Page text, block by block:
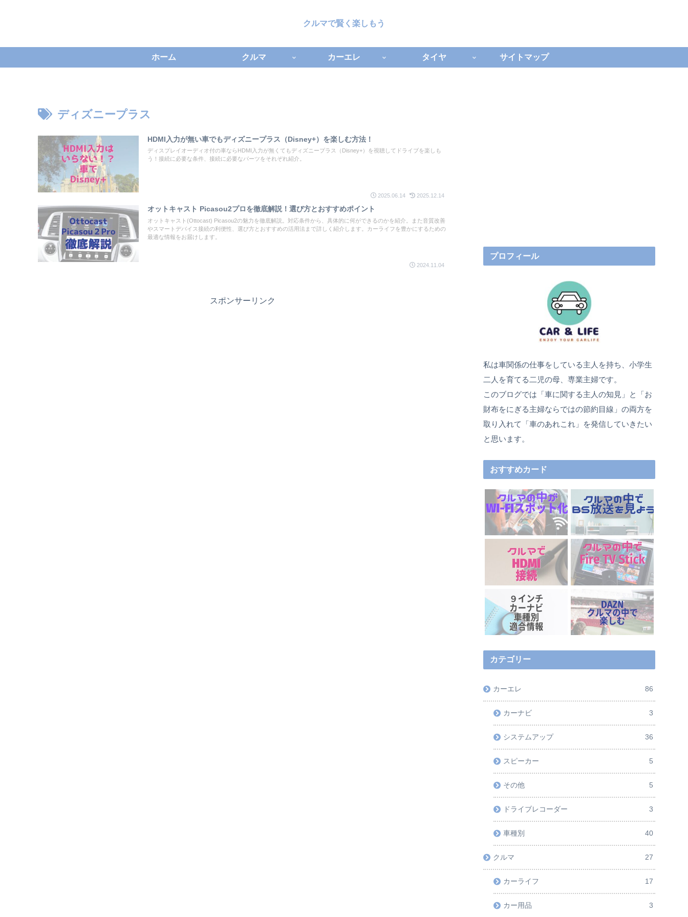
クルマで賢く楽しもう
ホーム クルマ カーエレ タイヤ サイトマップ
ディズニープラス
HDMI入力が無い車でもディズニープラス（Disney+）を楽しむ方法！
ディスプレイオーディオ付の車ならHDMI入力が無くてもディズニープラス（Disney+）を視聴してドライブを楽しも
う！接続に必要な条件、接続に必要なパーツをそれぞれ紹介。
2025.06.14 2025.12.14
オットキャスト Picasou2プロを徹底解説！選び方とおすすめポイント
オットキャスト(Ottocast) Picasou2の魅力を徹底解説。対応条件から、具体的に何ができるのかを紹介。また音質改善
やスマートデバイス接続の利便性、選び方とおすすめの活用法まで詳しく紹介します。カーライフを豊かにするための
最適な情報をお届けします。
2024.11.04
スポンサーリンク
プロフィール
私は車関係の仕事をしている主人を持ち、小学生
二人を育てる二児の母、専業主婦です。
このブログでは「車に関する主人の知見」と「お
財布をにぎる主婦ならではの節約目線」の両方を
取り入れて「車のあれこれ」を発信していきたい
と思います。
おすすめカード
カテゴリー
カーエレ 86
カーナビ 3
システムアップ 36
スピーカー 5
その他 5
ドライブレコーダー 3
車種別 40
クルマ 27
カーライフ 17
カー用品 3